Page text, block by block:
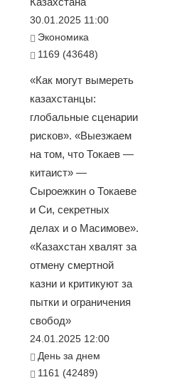
30.01.2025 11:00
Экономика
1169 (43648)
«Как могут вымереть
казахстанцы:
глобальные сценарии
рисков». «Выезжаем
на том, что Токаев —
китаист» —
Сыроежкин о Токаеве
и Си, секретных
делах и о Масимове».
«Казахстан хвалят за
отмену смертной
казни и критикуют за
пытки и ограничения
свобод»
24.01.2025 12:00
День за днем
1161 (42489)